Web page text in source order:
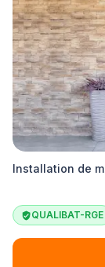
Installation de
QUALIBAT-RGE